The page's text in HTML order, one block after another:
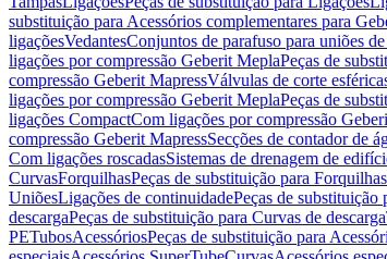
substituição para Acessórios complementares para
ligaçõesVedantesConjuntos de parafuso para uniões
ligações por compressão Geberit MeplaPeças de
compressão Geberit MapressVálvulas de corte
ligações por compressão Geberit MeplaPeças de
ligações CompactCom ligações por compressão
compressão Geberit MapressSecções de contador de
Com ligações roscadasSistemas de drenagem de
CurvasForquilhasPeças de substituição para Forquilhas
UniõesLigações de continuidadePeças de
descargaPeças de substituição para Curvas de descarga
PETubosAcessóriosPeças de substituição para